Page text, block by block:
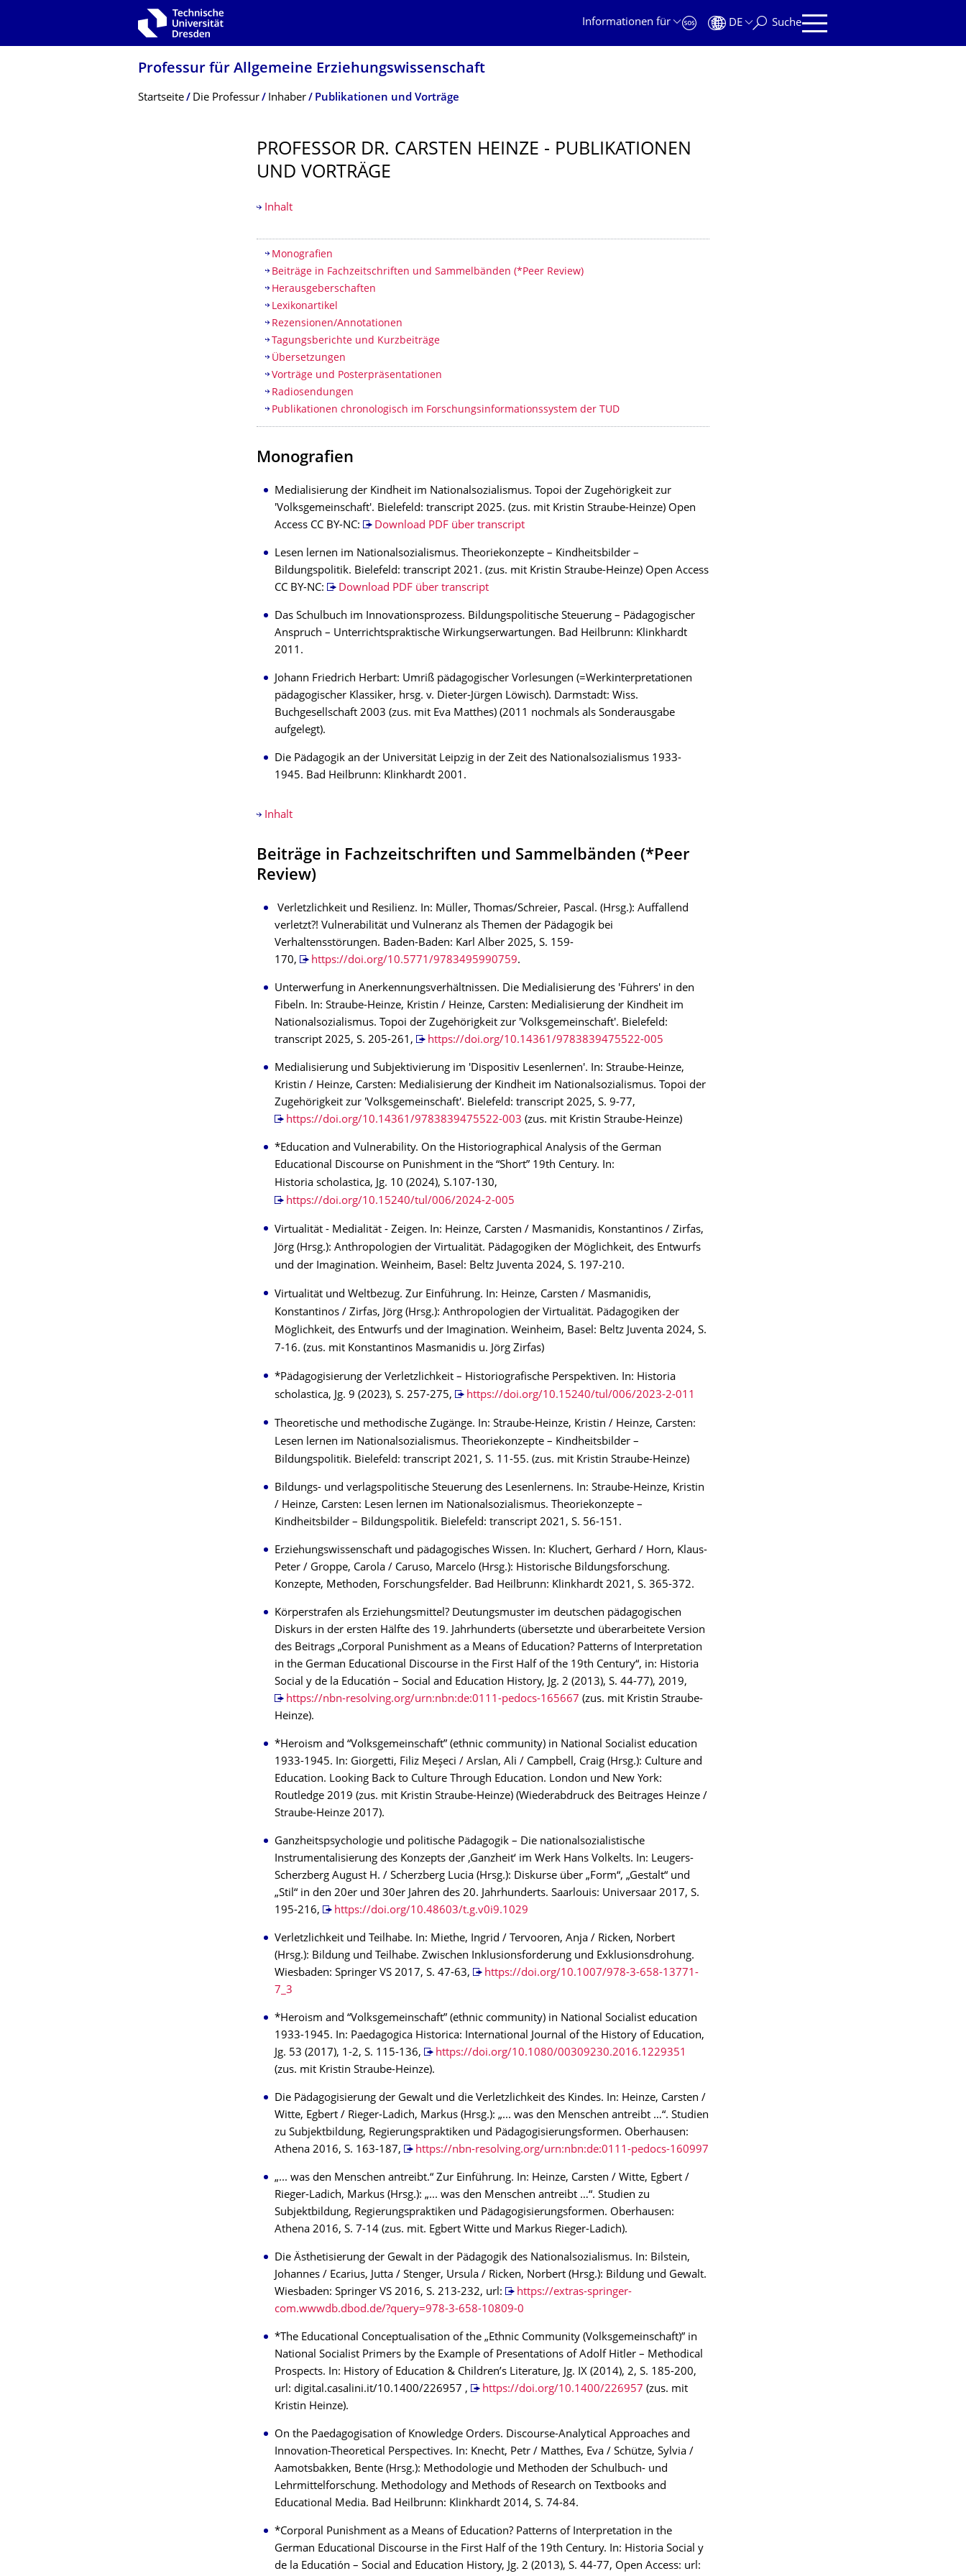
Zur Hauptnavigation springen
Informationen für
DE Suche
Professur für Allgemeine Erziehungswissen­schaft
Breadcrumb-Menü
Startseite Die Professur Inhaber Publikationen und Vorträge
PROFESSOR DR. CARSTEN HEINZE - PUBLIKATIONEN
UND VORTRÄGE
Inhalt
Inhaltsverzeichnis
Monografien
Beiträge in Fachzeitschriften und Sammelbänden (*Peer Review)
Herausgeberschaften
Lexikonartikel
Rezensionen/Annotationen
Tagungsberichte und Kurzbeiträge
Übersetzungen
Vorträge und Posterpräsentationen
Radiosendungen
Publikationen chronologisch im Forschungsinformationssystem der TUD
Monografien
Medialisierung der Kindheit im Nationalsozialismus. Topoi der Zugehörigkeit zur
'Volksgemeinschaft'. Bielefeld: transcript 2025. (zus. mit Kristin Straube-Heinze) Open
Access CC BY-NC:
Download PDF über transcript
Lesen lernen im Nationalsozialismus. Theoriekonzepte – Kindheitsbilder –
Bildungspolitik. Bielefeld: transcript 2021. (zus. mit Kristin Straube-Heinze) Open Access
CC BY-NC:
Download PDF über transcript
Das Schulbuch im Innovationsprozess. Bildungspolitische Steuerung – Pädagogischer
Anspruch – Unterrichtspraktische Wirkungserwartungen. Bad Heilbrunn: Klinkhardt
2011.
Johann Friedrich Herbart: Umriß pädagogischer Vorlesungen (=Werkinterpretationen
pädagogischer Klassiker, hrsg. v. Dieter-Jürgen Löwisch). Darmstadt: Wiss.
Buchgesellschaft 2003 (zus. mit Eva Matthes) (2011 nochmals als Sonderausgabe
aufgelegt).
Die Pädagogik an der Universität Leipzig in der Zeit des Nationalsozialismus 1933-
1945. Bad Heilbrunn: Klinkhardt 2001.
Inhalt
Beiträge in Fachzeitschriften und Sammelbänden (*Peer
Review)
Verletzlichkeit und Resilienz. In: Müller, Thomas/Schreier, Pascal. (Hrsg.): Auffallend
verletzt?! Vulnerabilität und Vulneranz als Themen der Pädagogik bei
Verhaltensstörungen. Baden-Baden: Karl Alber 2025, S. 159-
170,
https://doi.org/10.5771/9783495990759.
Unterwerfung in Anerkennungsverhältnissen. Die Medialisierung des 'Führers' in den
Fibeln. In: Straube-Heinze, Kristin / Heinze, Carsten: Medialisierung der Kindheit im
Nationalsozialismus. Topoi der Zugehörigkeit zur 'Volksgemeinschaft'. Bielefeld:
transcript 2025, S. 205-261,
https://doi.org/10.14361/9783839475522-005
Medialisierung und Subjektivierung im 'Dispositiv Lesenlernen'. In: Straube-Heinze,
Kristin / Heinze, Carsten: Medialisierung der Kindheit im Nationalsozialismus. Topoi der
Zugehörigkeit zur 'Volksgemeinschaft'. Bielefeld: transcript 2025, S. 9-77,
https://doi.org/10.14361/9783839475522-003 (zus. mit Kristin Straube-Heinze)
*Education and Vulnerability. On the Historiographical Analysis of the German
Educational Discourse on Punishment in the “Short” 19th Century. In:
Historia scholastica, Jg. 10 (2024), S.107-130,
https://doi.org/10.15240/tul/006/2024-2-005
Virtualität - Medialität - Zeigen. In: Heinze, Carsten / Masmanidis, Konstantinos / Zirfas,
Jörg (Hrsg.): Anthropologien der Virtualität. Pädagogiken der Möglichkeit, des Entwurfs
und der Imagination. Weinheim, Basel: Beltz Juventa 2024, S. 197-210.
Virtualität und Weltbezug. Zur Einführung. In: Heinze, Carsten / Masmanidis,
Konstantinos / Zirfas, Jörg (Hrsg.): Anthropologien der Virtualität. Pädagogiken der
Möglichkeit, des Entwurfs und der Imagination. Weinheim, Basel: Beltz Juventa 2024, S.
7-16. (zus. mit Konstantinos Masmanidis u. Jörg Zirfas)
*Pädagogisierung der Verletzlichkeit – Historiografische Perspektiven. In: Historia
scholastica, Jg. 9 (2023), S. 257-275,
https://doi.org/10.15240/tul/006/2023-2-011
Theoretische und methodische Zugänge. In: Straube-Heinze, Kristin / Heinze, Carsten:
Lesen lernen im Nationalsozialismus. Theoriekonzepte – Kindheitsbilder –
Bildungspolitik. Bielefeld: transcript 2021, S. 11-55. (zus. mit Kristin Straube-Heinze)
Bildungs- und verlagspolitische Steuerung des Lesenlernens. In: Straube-Heinze, Kristin
/ Heinze, Carsten: Lesen lernen im Nationalsozialismus. Theoriekonzepte –
Kindheitsbilder – Bildungspolitik. Bielefeld: transcript 2021, S. 56-151.
Erziehungswissenschaft und pädagogisches Wissen. In: Kluchert, Gerhard / Horn, Klaus-
Peter / Groppe, Carola / Caruso, Marcelo (Hrsg.): Historische Bildungsforschung.
Konzepte, Methoden, Forschungsfelder. Bad Heilbrunn: Klinkhardt 2021, S. 365-372.
Körperstrafen als Erziehungsmittel? Deutungsmuster im deutschen pädagogischen
Diskurs in der ersten Hälfte des 19. Jahrhunderts (übersetzte und überarbeitete Version
des Beitrags „Corporal Punishment as a Means of Education? Patterns of Interpretation
in the German Educational Discourse in the First Half of the 19th Century“, in: Historia
Social y de la Educatión – Social and Education History, Jg. 2 (2013), S. 44-77), 2019,
https://nbn-resolving.org/urn:nbn:de:0111-pedocs-165667 (zus. mit Kristin Straube-
Heinze).
*Heroism and “Volksgemeinschaft” (ethnic community) in National Socialist education
1933-1945. In: Giorgetti, Filiz Meşeci / Arslan, Ali / Campbell, Craig (Hrsg.): Culture and
Education. Looking Back to Culture Through Education. London und New York:
Routledge 2019 (zus. mit Kristin Straube-Heinze) (Wiederabdruck des Beitrages Heinze /
Straube-Heinze 2017).
Ganzheitspsychologie und politische Pädagogik – Die nationalsozialistische
Instrumentalisierung des Konzepts der ‚Ganzheit‘ im Werk Hans Volkelts. In: Leugers-
Scherzberg August H. / Scherzberg Lucia (Hrsg.): Diskurse über „Form“, „Gestalt“ und
„Stil“ in den 20er und 30er Jahren des 20. Jahrhunderts. Saarlouis: Universaar 2017, S.
195-216,
https://doi.org/10.48603/t.g.v0i9.1029
Verletzlichkeit und Teilhabe. In: Miethe, Ingrid / Tervooren, Anja / Ricken, Norbert
(Hrsg.): Bildung und Teilhabe. Zwischen Inklusionsforderung und Exklusionsdrohung.
Wiesbaden: Springer VS 2017, S. 47-63,
https://doi.org/10.1007/978-3-658-13771-
7_3
*Heroism and “Volksgemeinschaft” (ethnic community) in National Socialist education
1933-1945. In: Paedagogica Historica: International Journal of the History of Education,
Jg. 53 (2017), 1-2, S. 115-136,
https://doi.org/10.1080/00309230.2016.1229351
(zus. mit Kristin Straube-Heinze).
Die Pädagogisierung der Gewalt und die Verletzlichkeit des Kindes. In: Heinze, Carsten /
Witte, Egbert / Rieger-Ladich, Markus (Hrsg.): „... was den Menschen antreibt …“. Studien
zu Subjektbildung, Regierungspraktiken und Pädagogisierungsformen. Oberhausen:
Athena 2016, S. 163-187,
https://nbn-resolving.org/urn:nbn:de:0111-pedocs-160997
„... was den Menschen antreibt.“ Zur Einführung. In: Heinze, Carsten / Witte, Egbert /
Rieger-Ladich, Markus (Hrsg.): „... was den Menschen antreibt …“. Studien zu
Subjektbildung, Regierungspraktiken und Pädagogisierungsformen. Oberhausen:
Athena 2016, S. 7-14 (zus. mit. Egbert Witte und Markus Rieger-Ladich).
Die Ästhetisierung der Gewalt in der Pädagogik des Nationalsozialismus. In: Bilstein,
Johannes / Ecarius, Jutta / Stenger, Ursula / Ricken, Norbert (Hrsg.): Bildung und Gewalt.
Wiesbaden: Springer VS 2016, S. 213-232, url:
https://extras-springer-
com.wwwdb.dbod.de/?query=978-3-658-10809-0
*The Educational Conceptualisation of the „Ethnic Community (Volksgemeinschaft)” in
National Socialist Primers by the Example of Presentations of Adolf Hitler – Methodical
Prospects. In: History of Education & Children’s Literature, Jg. IX (2014), 2, S. 185-200,
url: digital.casalini.it/10.1400/226957 ,
https://doi.org/10.1400/226957 (zus. mit
Kristin Heinze).
On the Paedagogisation of Knowledge Orders. Discourse-Analytical Approaches and
Innovation-Theoretical Perspectives. In: Knecht, Petr / Matthes, Eva / Schütze, Sylvia /
Aamotsbakken, Bente (Hrsg.): Methodologie und Methoden der Schulbuch- und
Lehrmittelforschung. Methodology and Methods of Research on Textbooks and
Educational Media. Bad Heilbrunn: Klinkhardt 2014, S. 74-84.
*Corporal Punishment as a Means of Education? Patterns of Interpretation in the
German Educational Discourse in the First Half of the 19th Century. In: Historia Social y
de la Educatión – Social and Education History, Jg. 2 (2013), S. 44-77, Open Access: url: